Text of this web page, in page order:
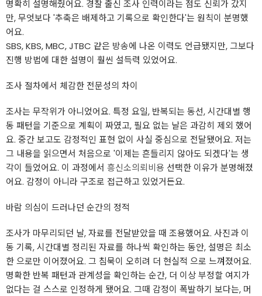
명확히 설명해줬어요. 경찰 출신 조사 인력이라는 점도 신뢰가 갔지
만, 무엇보다 '추축은 배제하고 기록으로 확인한다'는 원칙이 분명했
어요.
SBS, KBS, MBC, JTBC 같은 방송에 나온 이력도 언급됐지만, 그보다
진행 방법에 대한 설명이 훨씬 설득력 있었어요.
조사 절차에서 체감한 전문성의 차이
조사는 무작위가 아니었어요. 특정 요일, 반복되는 동선, 시간대별 행
동 패턴을 기준으로 계획이 짜였고, 필요 없는 날은 과감히 제외 했어
요. 중간 보고도 감정적인 표현 없이 사실 중심으로 전달됐어요. 저는
그 내용을 읽으면서 처음으로 '이제는 흔들리지 않아도 되겠다'는 생
각이 들었어요. 이 과정에서 흥신소의뢰비용 선택한 이유가 분명해졌
어요. 감정이 아니라 구조로 접근하고 있었거든요.
바람 의심이 드러나던 순간의 정적
조사가 마무리되던 날, 자료를 전달받았을 때 조용했어요. 사진과 이
동 기록, 시간대별 정리된 자료를 하나씩 확인하는 동안, 설명은 최소
한 으로만 이어졌어요. 그 침묵이 오히려 더 현실적 으로 느껴졌어요.
명확한 반복 패턴과 관계성을 확인하는 순간, 더 이상 부정할 여지가
없다는 걸 스스로 인정하게 됐어요. 그때 감정이 폭발하기 보다는, 머